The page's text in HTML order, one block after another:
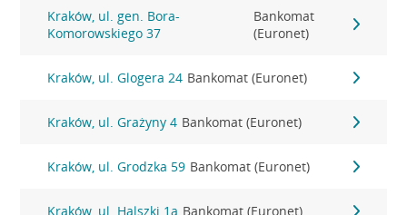
Kraków, ul. gen. Bora-
Komorowskiego 37
Bankomat
(Euronet)
Kraków, ul. Glogera 24 Bankomat (Euronet)
Kraków, ul. Grażyny 4 Bankomat (Euronet)
Kraków, ul. Grodzka 59 Bankomat (Euronet)
Kraków, ul. Halszki 1a Bankomat (Euronet)